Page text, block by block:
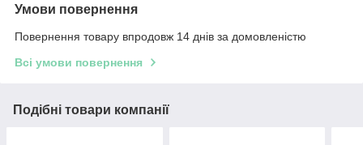
Умови повернення
Повернення товару впродовж 14 днів за домовленістю
Всі умови повернення
Подібні товари компанії